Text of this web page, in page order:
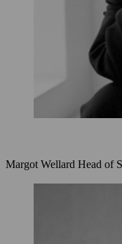
Margot Wellard Head of